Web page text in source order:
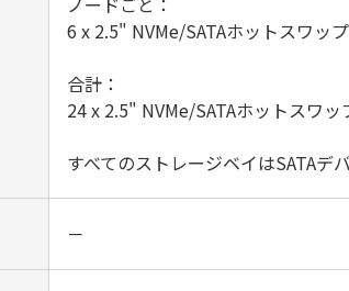
6 x 2.5" NVMe/SATAホットスワッ
合計：
24 x 2.5" NVMe/SATAホットスワッ
すべてのストレージベイはSATAデ
－